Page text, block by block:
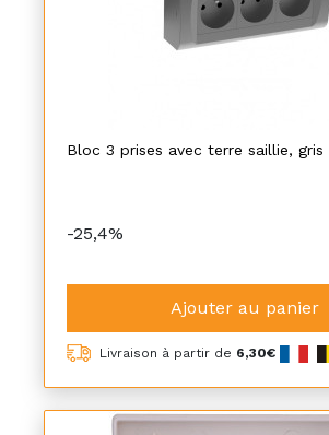
Bloc 3 prises avec terre saillie,
-25,4%
Ajouter au panier
Livraison à partir de 6,30€